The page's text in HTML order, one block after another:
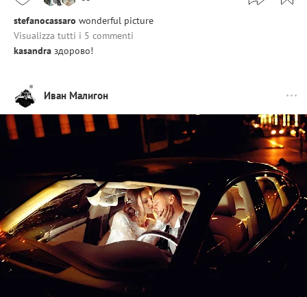
stefanocassaro wonderful picture
Visualizza tutti i 5 commenti
kasandra здорово!
Иван Малигон